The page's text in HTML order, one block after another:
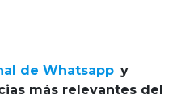
de Whatsapp y
más relevantes del